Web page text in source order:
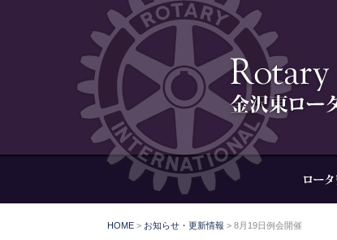
HOME > お知らせ・更新情報 > 8月19日例会開催